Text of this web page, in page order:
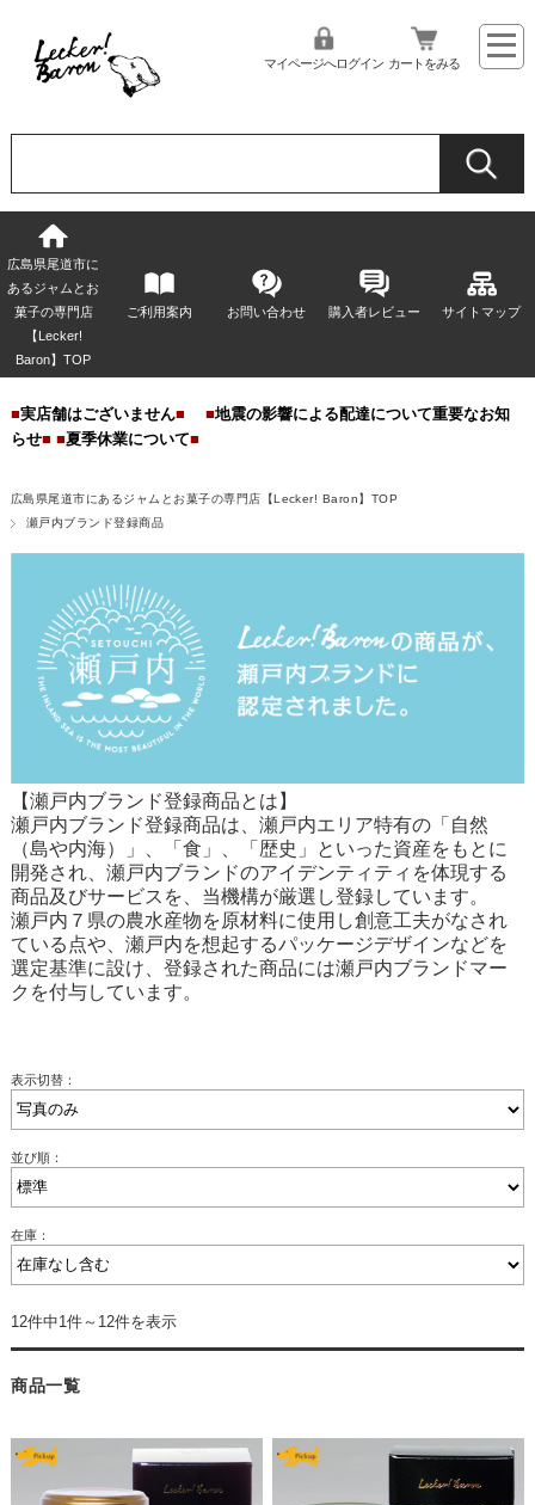
マイページへログイン カートをみる
広島県尾道市に
あるジャムとお
菓子の専門店
【Lecker!
Baron】TOP
ご利用案内 お問い合わせ 購入者レビュー サイトマップ
■実店舗はございません■ ■地震の影響による配達について重要なお知
らせ■ ■夏季休業について■
広島県尾道市にあるジャムとお菓子の専門店【Lecker! Baron】TOP
瀬戸内ブランド登録商品
【瀬戸内ブランド登録商品とは】
瀬戸内ブランド登録商品は、瀬戸内エリア特有の「自然
（島や内海）」、「食」、「歴史」といった資産をもとに
開発され、瀬戸内ブランドのアイデンティティを体現する
商品及びサービスを、当機構が厳選し登録しています。
瀬戸内７県の農水産物を原材料に使用し創意工夫がなされ
ている点や、瀬戸内を想起するパッケージデザインなどを
選定基準に設け、登録された商品には瀬戸内ブランドマー
クを付与しています。
表示切替：
並び順：
在庫：
12件中1件～12件を表示
商品一覧